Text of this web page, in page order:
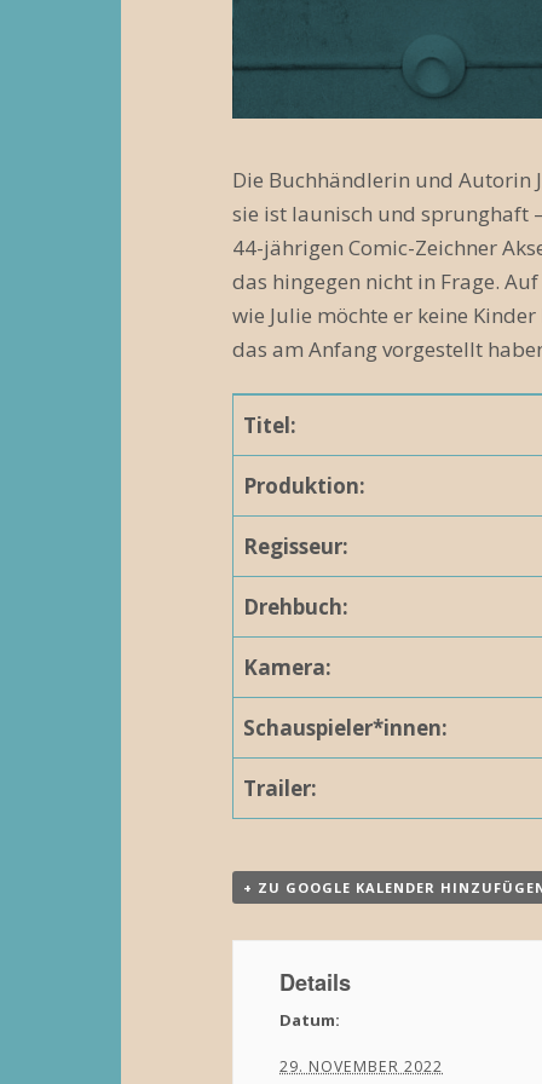
N
a
v
i
g
a
t
i
o
n
Die Buchhändlerin und Autorin
sie ist launisch und sprunghaft
44-jährigen Comic-Zeichner
das hingegen nicht in Frage.
wie Julie möchte er keine
das am Anfang vorgestellt
Titel:
Produktion:
Regisseur:
Drehbuch:
Kamera:
Schauspieler*innen:
Trailer:
+ ZU GOOGLE KALENDER
Details
Datum:
29. NOVEMBER 2022